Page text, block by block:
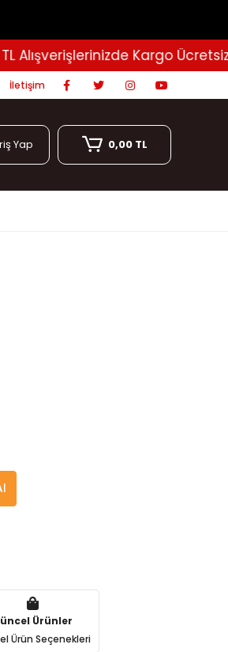
Alışverişlerinizde Kargo Ücretsiz!
İletişim
Yap 0,00 TL
Ürünler
Ürün Seçenekleri